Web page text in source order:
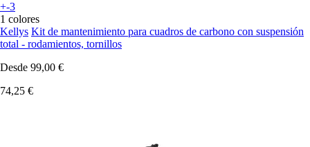
+-3
1 colores
Kellys Kit de mantenimiento para cuadros de carbono con suspensión
total - rodamientos, tornillos
Desde 99,00 €
74,25 €